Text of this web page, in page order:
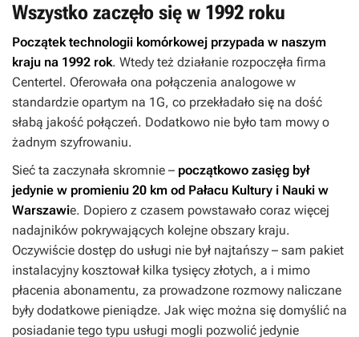
Wszystko zaczęło się w 1992 roku
Początek technologii komórkowej przypada w naszym
kraju na 1992 rok. Wtedy też działanie rozpoczęła firma
Centertel. Oferowała ona połączenia analogowe w
standardzie opartym na 1G, co przekładało się na dość
słabą jakość połączeń. Dodatkowo nie było tam mowy o
żadnym szyfrowaniu.
Sieć ta zaczynała skromnie – początkowo zasięg był
jedynie w promieniu 20 km od Pałacu Kultury i Nauki w
Warszawie. Dopiero z czasem powstawało coraz więcej
nadajników pokrywających kolejne obszary kraju.
Oczywiście dostęp do usługi nie był najtańszy – sam pakiet
instalacyjny kosztował kilka tysięcy złotych, a i mimo
płacenia abonamentu, za prowadzone rozmowy naliczane
były dodatkowe pieniądze. Jak więc można się domyślić na
posiadanie tego typu usługi mogli pozwolić jedynie